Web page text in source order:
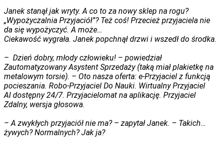
Janek stanął jak wryty. A co to za nowy sklep na rogu?
„Wypożyczalnia Przyjaciół”? Też coś! Przecież przyjaciela nie
da się wypożyczyć. A może…
Ciekawość wygrała. Janek popchnął drzwi i wszedł do środka.
– Dzień dobry, młody człowieku! – powiedział
Zautomatyzowany Asystent Sprzedaży (taką miał plakietkę na
metalowym torsie). – Oto nasza oferta: e-Przyjaciel z funkcją
pocieszania. Robo-Przyjaciel Do Nauki. Wirtualny Przyjaciel
AI dostępny 24/7. Przyjacielomat na aplikację. Przyjaciel
Zdalny, wersja głosowa.
– A zwykłych przyjaciół nie ma? – zapytał Janek. – Takich…
żywych? Normalnych? Jak ja?